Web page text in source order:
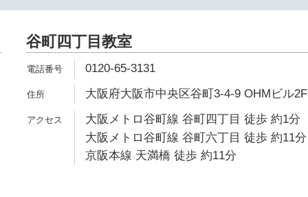
谷町四丁目教室
0120-65-3131
大阪府大阪市中央区谷町3-4-9 OHMビル2F
大阪メトロ谷町線 谷町四丁目 徒歩 約1分
大阪メトロ谷町線 谷町六丁目 徒歩 約11分
京阪本線 天満橋 徒歩 約11分